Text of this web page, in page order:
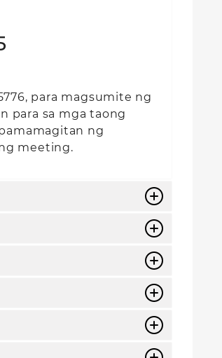
para magsumite ng
para sa mga taong
ng
meeting.